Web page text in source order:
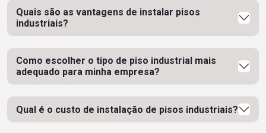
Quais são as vantagens de instalar pisos
industriais?
Como escolher o tipo de piso industrial mais
adequado para minha empresa?
Qual é o custo de instalação de pisos industriais?